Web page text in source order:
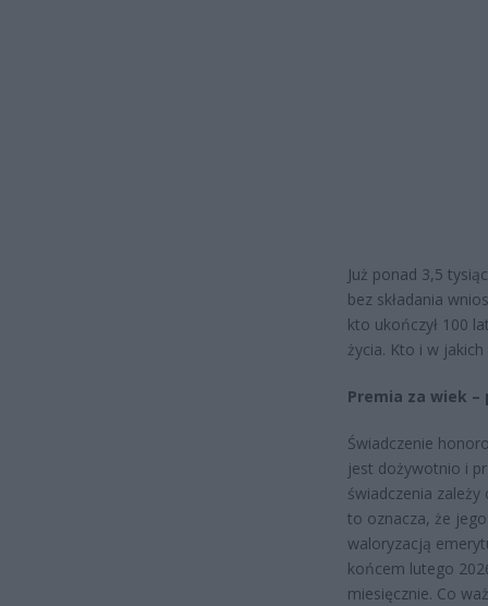
Już ponad 3,5
bez składania
kto ukończył 100
życia. Kto i w
Premia za wiek –
Świadczenie
jest dożywotnio i
świadczenia
to oznacza, że
waloryzacją
końcem lutego
miesięcznie. Co